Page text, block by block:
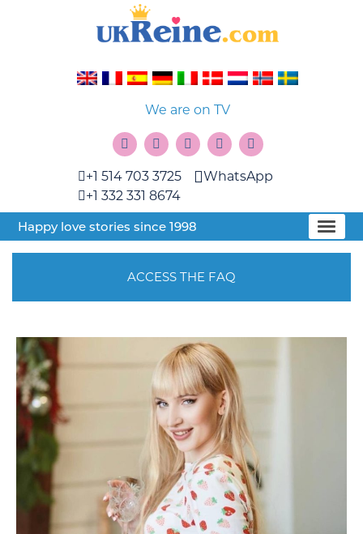
We are on TV
+1 514 703 3725
+1 332 331 8674
WhatsApp
Happy love stories since 1998
ACCESS THE FAQ